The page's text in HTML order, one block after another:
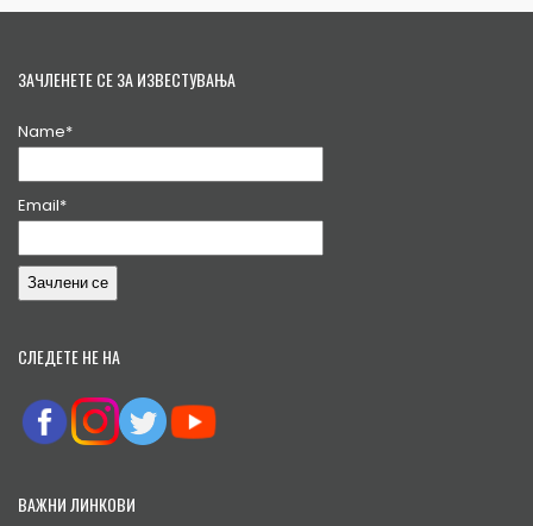
ЗАЧЛЕНЕТЕ СЕ ЗА ИЗВЕСТУВАЊА
Name*
Email*
СЛЕДЕТЕ НЕ НА
ВАЖНИ ЛИНКОВИ